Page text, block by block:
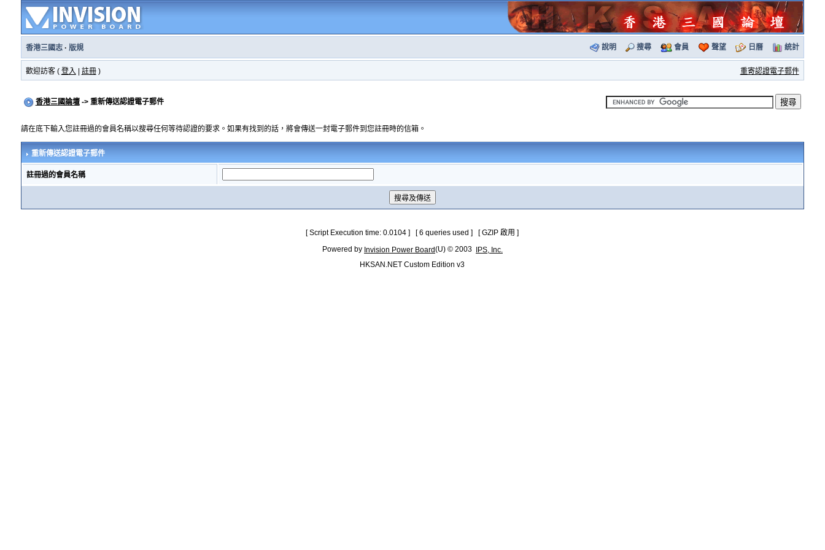
香港三國志· 版規 說明 搜尋 會員 聲望 日曆 統計
歡迎訪客 ( 登入 註冊) 重寄認證電子郵件
香港三國論壇-> 重新傳送認證電子郵件
請在底下輸入您註冊過的會員名稱以搜尋任何等待認證的要求。如果有找到的話，將會傳送一封電子郵件到您註冊時的信箱。
重新傳送認證電子郵件
註冊過的會員名稱
[ Script Execution time: 0.0104 ] [ 6 queries used ] [ GZIP 啟用 ]
Powered by Invision Power Board(U) © 2003
IPS, Inc.
HKSAN.NET Custom Edition v3